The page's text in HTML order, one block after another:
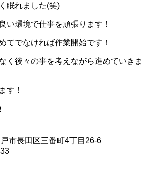
眠れました(笑)
い環境で仕事を頑張ります！
てでなければ作業開始です！
く後々の事を考えながら進めていきま
す！
市長田区三番町4丁目26‐6